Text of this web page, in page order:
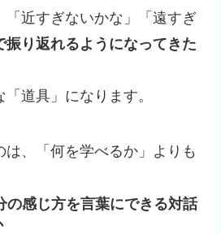
「近すぎないかな」「遠すぎ
振り返れるようになってきた
道具」になります。
は、「何を学べるか」よりも
の感じ方を言葉にできる対話